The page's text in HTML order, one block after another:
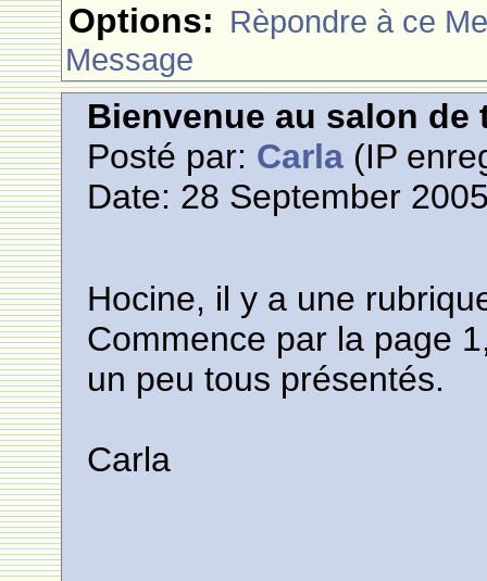
Options: Rèpondre à ce
Message
Bienvenue au salon de
Posté par: Carla (IP
Date: 28 September
Hocine, il y a une
Commence par la page
un peu tous présentés.
Carla